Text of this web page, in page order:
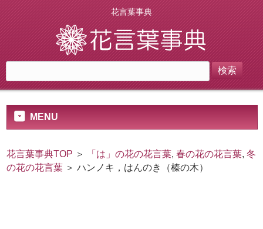
花言葉事典
MENU
花言葉事典TOP ＞ 「は」の花の花言葉,春の花の花言葉,冬
の花の花言葉 ＞ ハンノキ，はんのき（榛の木）